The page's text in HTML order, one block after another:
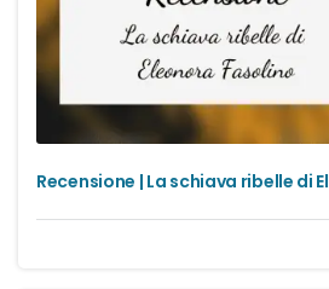
Recensione | La schiava ribelle di